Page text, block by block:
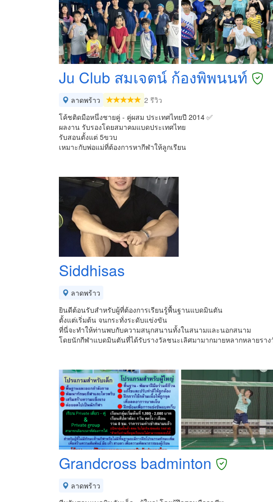
Ju Club สมเจตน์ ก้องพิพนนท์
ลาดพร้าว
2 รีวิว
โค้ชติดมือหนึ่งชายคู่ - คู่ผสม ประเทศไทยปี 2014 ✅
ผลงาน รับรองโดยสมาคมแบดประเทศไทย
รับสอนตั้งแต่ 5ขวบ
เหมาะกับพ่อแม่ที่ต้องการหากีฬาให้ลูกเรียน
Siddhisas
ลาดพร้าว
ยินดีต้อนรับสำหรับผู้ที่ต้องการเรียนรู้พื้นฐานแบดมินตัน
ตั้งแต่เริ่มต้น จนกระทั่งระดับแข่งขัน
ที่นี่จะทำให้ท่านพบกับความสนุกสนานทั้งในสนามและนอกสนาม
โดยนักกีฬาแบดมินตันที่ได้รับรางวัลชนะเลิศมามากมายหลากหลายราง
Grandcross badminton
ลาดพร้าว